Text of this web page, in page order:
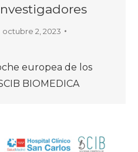
octubre 2, 2023
europea de los
BIOMEDICA